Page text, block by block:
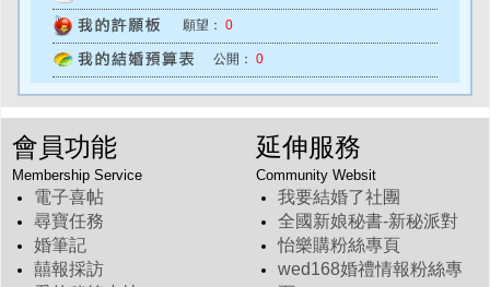
願望： 0
公開： 0
會員功能
Membership Service
電子喜帖
尋寶任務
婚筆記
囍報採訪
延伸服務
Community Websit
我要結婚了社團
全國新娘秘書-新秘派對
怡樂購粉絲專頁
wed168婚禮情報粉絲專